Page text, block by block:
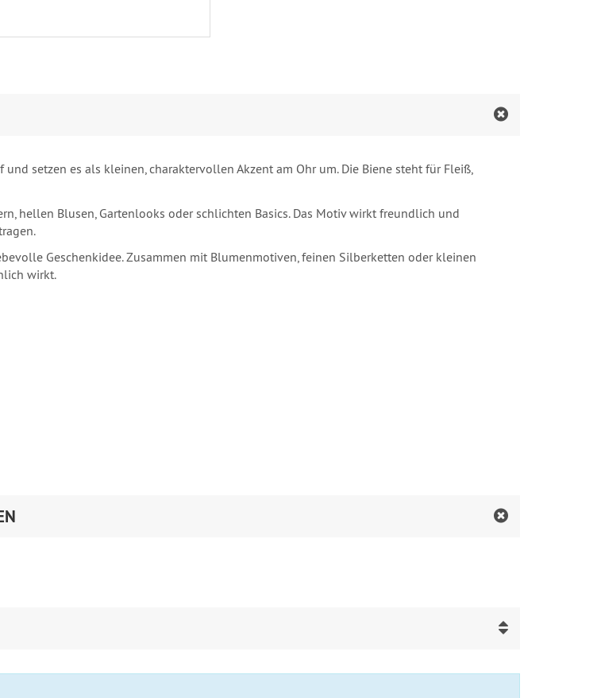
setzen es als kleinen, charaktervollen Akzent am Ohr um. Die Biene steht für Fleiß,
hellen Blusen, Gartenlooks oder schlichten Basics. Das Motiv wirkt freundlich und
Geschenkidee. Zusammen mit Blumenmotiven, feinen Silberketten oder kleinen
wirkt.